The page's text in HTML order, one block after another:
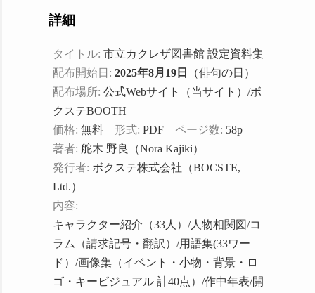
詳細
タイトル: 市立カクレザ図書館 設定資料集
配布開始日: 2025年8月19日
（俳句の日）
配布場所: 公式Webサイト（当サイト）/ボ
クステBOOTH
価格: 無料 形式: PDF ページ数: 58p
著者: 舵木 野良（Nora Kajiki）
発行者: ボクステ株式会社（BOCSTE,
Ltd.）
内容:
キャラクター紹介（33人）/人物相関図/コ
ラム（請求記号・翻訳）/用語集(33ワー
ド）/画像集（イベント・小物・背景・ロ
ゴ・キービジュアル 計40点）/作中年表/開